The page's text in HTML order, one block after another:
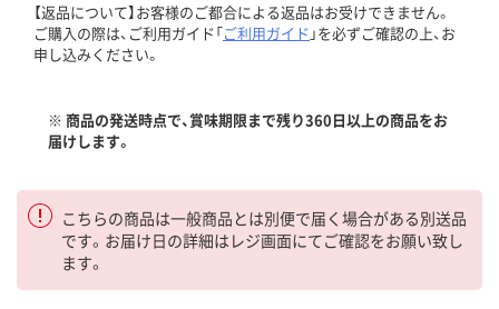
【返品について】お客様のご都合による返品はお受けできません。
ご購入の際は、ご利用ガイド「ご利用ガイド 」を必ずご確認の上、お
申し込みください。
※ 商品の発送時点で、賞味期限まで残り360日以上の商品をお
届けします。
こちらの商品は一般商品とは別便で届く場合がある別送品
です。お届け日の詳細はレジ画面にてご確認をお願い致し
ます。